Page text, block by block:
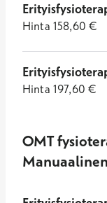
Hinta 158,60 €
Hinta 197,60 €
OMT